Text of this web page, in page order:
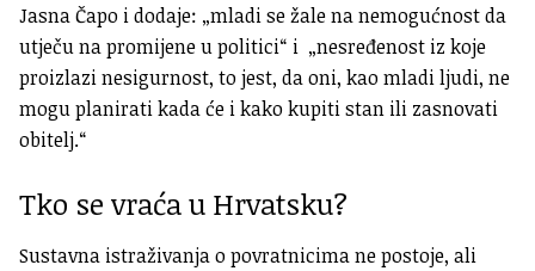
Jasna Čapo i dodaje: „mladi se žale na nemogućnost da
utječu na promijene u politici“ i „nesređenost iz koje
proizlazi nesigurnost, to jest, da oni, kao mladi ljudi, ne
mogu planirati kada će i kako kupiti stan ili zasnovati
obitelj.“
Tko se vraća u Hrvatsku?
Sustavna istraživanja o povratnicima ne postoje, ali